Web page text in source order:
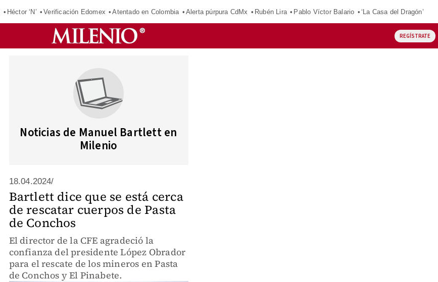
Héctor ‘N’ Verificación Edomex Atentado en Colombia Alerta púrpura CdMx Rubén Lira Pablo Víctor Balario ‘La Casa del Dragón’
REGÍSTRATE
Noticias de Manuel Bartlett en
Milenio
18.04.2024/
Bartlett dice que se está cerca
de rescatar cuerpos de Pasta
de Conchos
El director de la CFE agradeció la
confianza del presidente López Obrador
para el rescate de los mineros en Pasta
de Conchos y El Pinabete.